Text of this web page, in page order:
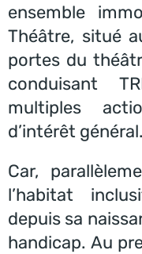
ensemble
Théâtre, situé
portes du
conduisant
multiples
d’intérêt général.
Car,
l’habitat
depuis sa
handicap. Au